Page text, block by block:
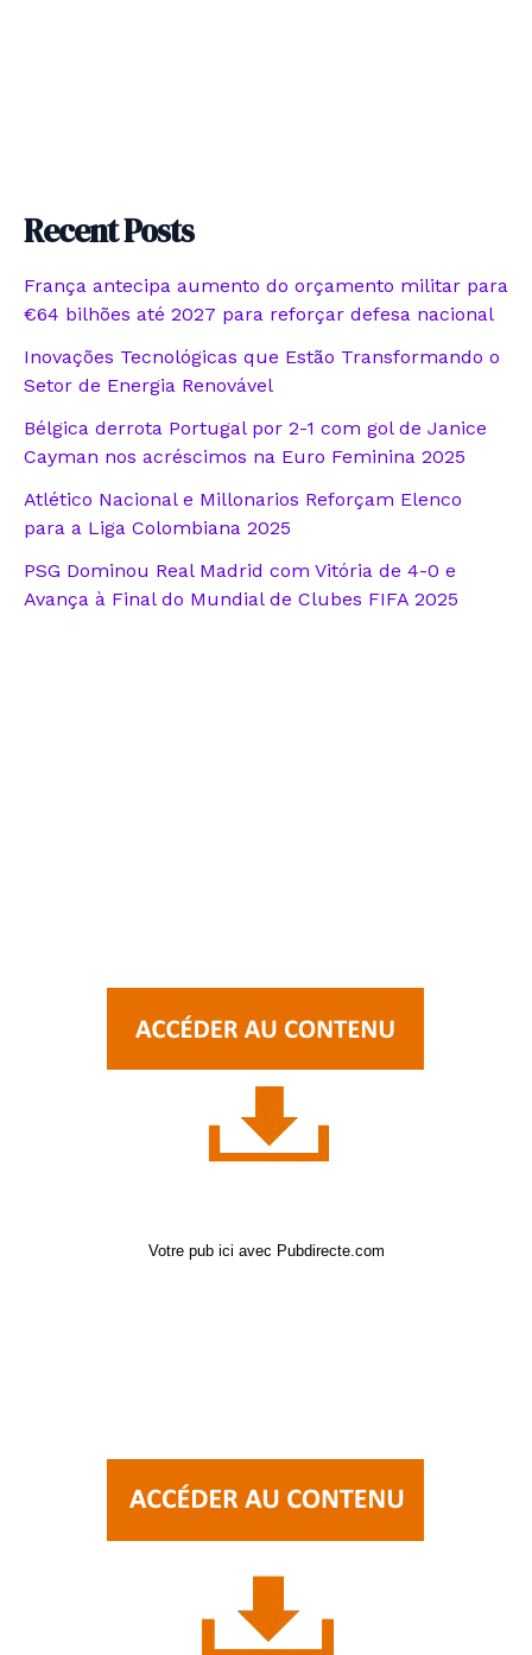
Recent Posts
França antecipa aumento do orçamento militar para
€64 bilhões até 2027 para reforçar defesa nacional
Inovações Tecnológicas que Estão Transformando o
Setor de Energia Renovável
Bélgica derrota Portugal por 2-1 com gol de Janice
Cayman nos acréscimos na Euro Feminina 2025
Atlético Nacional e Millonarios Reforçam Elenco
para a Liga Colombiana 2025
PSG Dominou Real Madrid com Vitória de 4-0 e
Avança à Final do Mundial de Clubes FIFA 2025
Votre pub ici avec Pubdirecte.com